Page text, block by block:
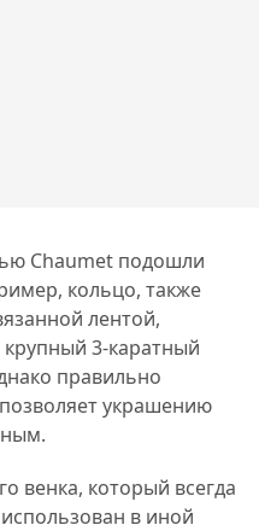
Chaumet подошли
кольцо, также
лентой,
3-каратный
правильно
украшению
венка, который всегда
в иной